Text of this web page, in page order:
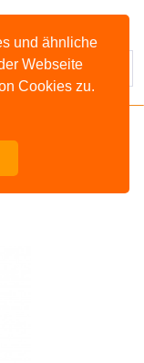
und ähnliche
Webseite
Cookies zu.
- Großes